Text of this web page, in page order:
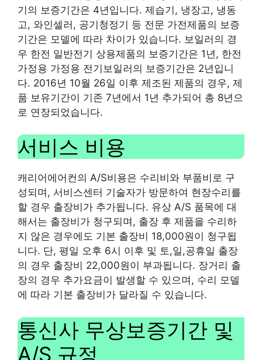
기의 보증기간은 4년입니다. 제습기, 냉장고, 냉동
고, 와인셀러, 공기청정기 등 전문 가전제품의 보증
기간은 모델에 따라 차이가 있습니다. 보일러의 경
우 한전 일반전기 상용제품의 보증기간은 1년, 한전
가정용 가정용 전기보일러의 보증기간은 2년입니
다. 2016년 10월 26일 이후 제조된 제품의 경우, 제
품 보유기간이 기존 7년에서 1년 추가되어 총 8년으
로 연장되었습니다.
서비스 비용
캐리어에어컨의 A/S비용은 수리비와 부품비로 구
성되며, 서비스센터 기술자가 방문하여 현장수리를
할 경우 출장비가 추가됩니다. 유상 A/S 품목에 대
해서는 출장비가 청구되며, 출장 후 제품을 수리하
지 않은 경우에도 기본 출장비 18,000원이 청구됩
니다. 단, 평일 오후 6시 이후 및 토,일,공휴일 출장
의 경우 출장비 22,000원이 부과됩니다. 장거리 출
장의 경우 추가요금이 발생할 수 있으며, 수리 모델
에 따라 기본 출장비가 달라질 수 있습니다.
통신사 무상보증기간 및
A/S 규정